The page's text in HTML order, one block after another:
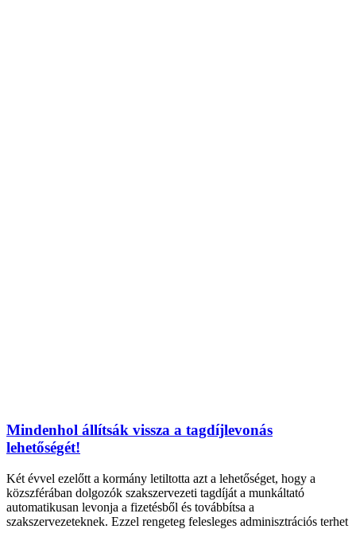
Mindenhol állítsák vissza a tagdíjlevonás
lehetőségét!
Két évvel ezelőtt a kormány letiltotta azt a lehetőséget, hogy a
közszférában dolgozók szakszervezeti tagdíját a munkáltató
automatikusan levonja a fizetésből és továbbítsa a
szakszervezeteknek. Ezzel rengeteg felesleges adminisztrációs terhet